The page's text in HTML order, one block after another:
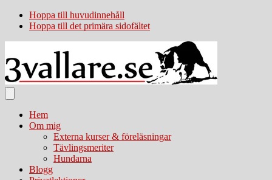
Hoppa till huvudinnehåll
Hoppa till det primära sidofältet
Hem
Om mig
Externa kurser & föreläsningar
Tävlingsmeriter
Hundarna
Blogg